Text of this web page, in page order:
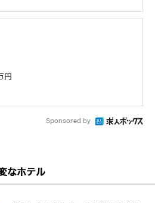
円
Sponsored by
なホテル